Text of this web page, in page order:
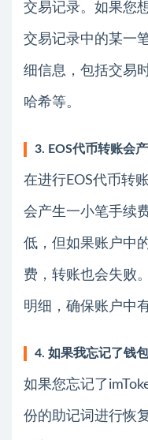
交易记录。如果您
交易记录中的某一
细信息，包括交易
哈希等。
3. EOS代币转账会
在进行EOS代币转
会产生一小笔手续
低，但如果账户中
费，转账也会失败
明细，确保账户中
4. 如果我忘记了钱
如果您忘记了
份的助记词进行恢